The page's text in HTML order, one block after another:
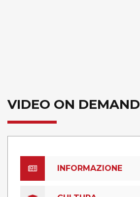
VIDEO ON DEMAND
INFORMAZIONE